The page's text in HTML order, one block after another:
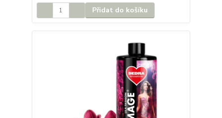
Přidat do košíku